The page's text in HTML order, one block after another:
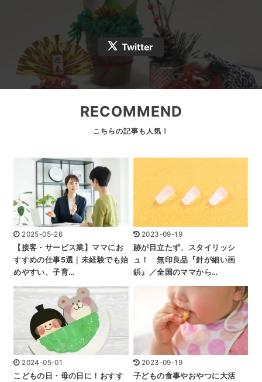
Twitter
RECOMMEND
2025-05-26
【接客・サービス業】ママにお
すすめの仕事5選｜未経験でも始
めやすい、子育…
2023-09-19
跡が目立たず、スタイリッシ
ュ！ 無印良品『針が細い画
鋲』／全国のママから…
2024-05-01
こどもの日・母の日に！おすす
2023-09-19
子どもの食事やおやつに大活